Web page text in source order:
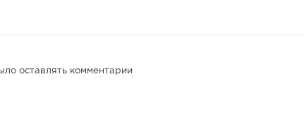
оставлять комментарии